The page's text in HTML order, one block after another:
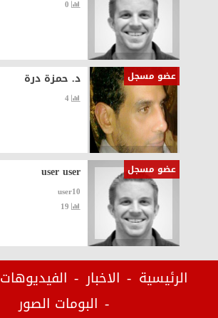
0
عضو مسجل د. حمزة درة
4
عضو مسجل user user
user10
19
الرئيسية الاخبار الفيديوهات
البومات الصور